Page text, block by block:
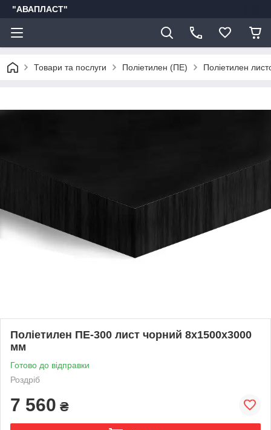
"АВАПЛАСТ"
Товари та послуги Поліетилен (ПЕ) Поліетилен
Поліетилен ПЕ-300 лист чорний 8х1500х3000
мм
Готово до відправки
Роздріб
7 560 ₴